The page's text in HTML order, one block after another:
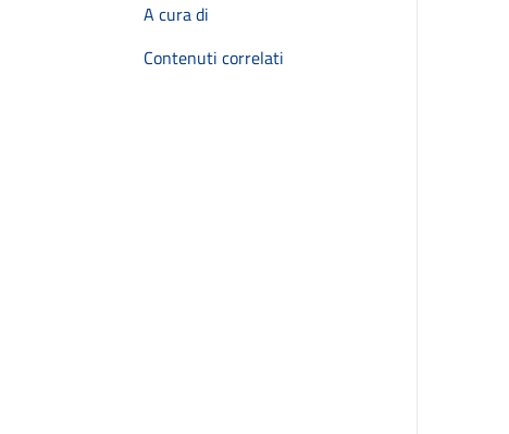
A cura di
Contenuti correlati